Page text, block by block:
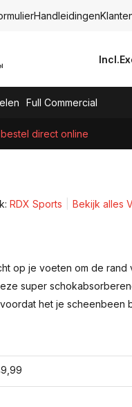
Handleidingen
Incl.
Full Commercial
bestel direct online
RDX Sports Bekijk alles
op je voeten om de rand
super
het je scheenbeen